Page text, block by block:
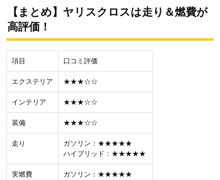
【まとめ】ヤリスクロスは走り＆燃費が
高評価！
項目 口コミ評価
エクステリア ★★★☆☆
インテリア ★★★☆☆
装備 ★★★☆☆
走り
ガソリン：★★★★★
ハイブリッド：★★★★★
実燃費
ガソリン：★★★★★